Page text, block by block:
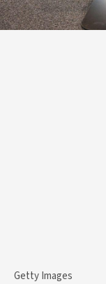
Getty Images